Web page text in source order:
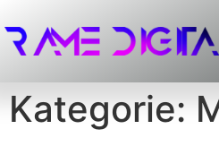
Kategorie: